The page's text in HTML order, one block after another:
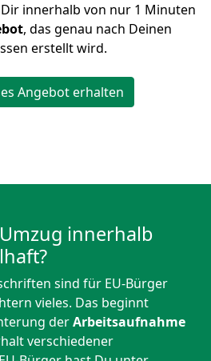
innerhalb von nur 1 Minuten
, das genau nach Deinen
erstellt wird.
Angebot erhalten
innerhalb
sind für EU-Bürger
vieles. Das beginnt
derArbeitsaufnahme
verschiedener